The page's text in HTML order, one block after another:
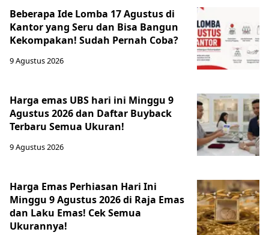
Beberapa Ide Lomba 17 Agustus di
Kantor yang Seru dan Bisa Bangun
Kekompakan! Sudah Pernah Coba?
9 Agustus 2026
Harga emas UBS hari ini Minggu 9
Agustus 2026 dan Daftar Buyback
Terbaru Semua Ukuran!
9 Agustus 2026
Harga Emas Perhiasan Hari Ini
Minggu 9 Agustus 2026 di Raja Emas
dan Laku Emas! Cek Semua
Ukurannya!